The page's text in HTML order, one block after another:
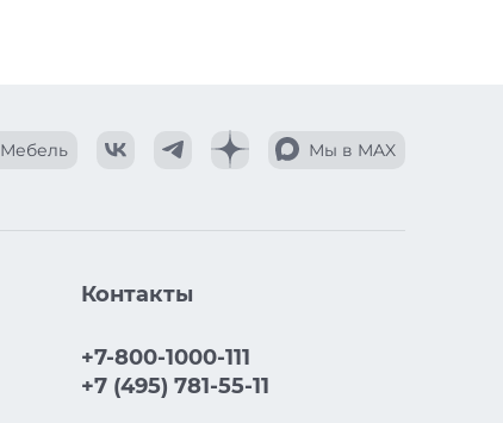
Мебель Мы в MAX
Контакты
+7-800-1000-111
+7 (495) 781-55-11